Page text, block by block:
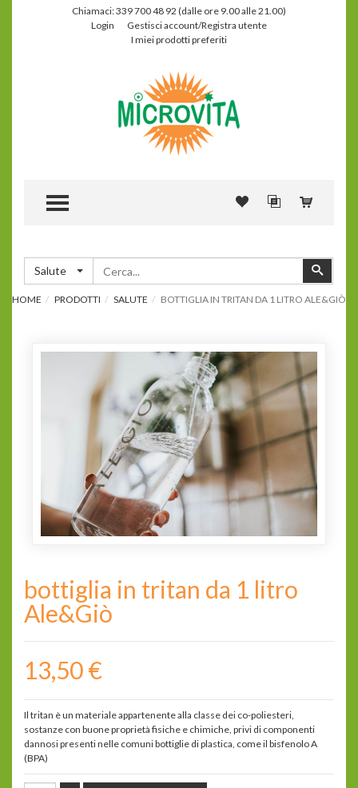
Chiamaci: 339 700 48 92 (dalle ore 9.00 alle 21.00)
Login
Gestisci account/Registra utente
I miei prodotti preferiti
TOGGLE MENU
Salute
HOME PRODOTTI SALUTE BOTTIGLIA IN TRITAN DA 1 LITRO ALE&GIÒ
bottiglia in tritan da 1 litro
Ale&Giò
13,50 €
Il tritan è un materiale appartenente alla classe dei co-poliesteri,
sostanze con buone proprietà fisiche e chimiche, privi di componenti
dannosi presenti nelle comuni bottiglie di plastica, come il bisfenolo A
(BPA)